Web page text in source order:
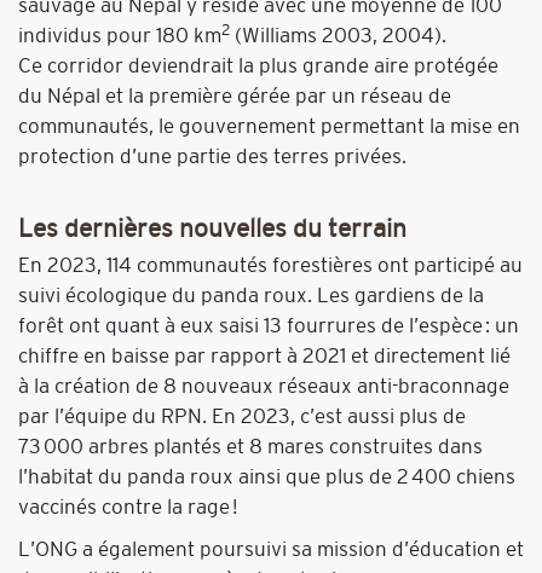
sauvage au Népal y réside avec une moyenne de 100
individus pour 180 km2 (Williams 2003, 2004).
Ce corridor deviendrait la plus grande aire protégée
du Népal et la première gérée par un réseau de
communautés, le gouvernement permettant la mise en
protection d’une partie des terres privées.
Les dernières nouvelles du terrain
En 2023, 114 communautés forestières ont participé au
suivi écologique du panda roux. Les gardiens de la
forêt ont quant à eux saisi 13 fourrures de l’espèce : un
chiffre en baisse par rapport à 2021 et directement lié
à la création de 8 nouveaux réseaux anti-braconnage
par l’équipe du RPN. En 2023, c’est aussi plus de
73 000 arbres plantés et 8 mares construites dans
l’habitat du panda roux ainsi que plus de 2 400 chiens
vaccinés contre la rage !
L’ONG a également poursuivi sa mission d’éducation et